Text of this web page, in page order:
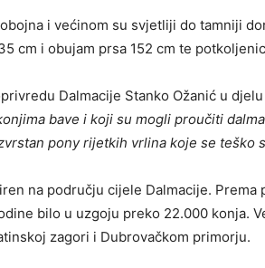
i većinom su svjetliji do tamniji
cm i obujam prsa 152 cm te
Dalmacije Stanko Ožanić u
bave i koji su mogli proučiti
pony rijetkih vrlina koje se teško
na području cijele Dalmacije.
bilo u uzgoju preko 22.000 konja.
zagori i Dubrovačkom primorju.